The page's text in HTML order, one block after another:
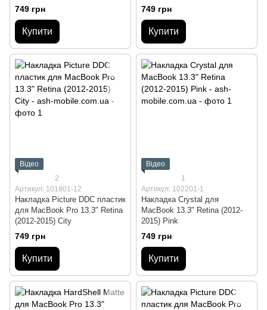
749 грн
Купити
749 грн
Купити
Відео
2
Артикул: 101801-12
Накладка Picture DDC пластик
для MacBook Pro 13.3" Retina
(2012-2015) City
749 грн
Купити
Відео
1
Артикул: 102201-1
Накладка Crystal для
MacBook 13.3" Retina (2012-
2015) Pink
749 грн
Купити